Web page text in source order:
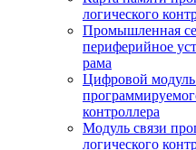
логического
Промышленная
периферийное
рама
Цифровой
контроллера
Модуль связи
логического